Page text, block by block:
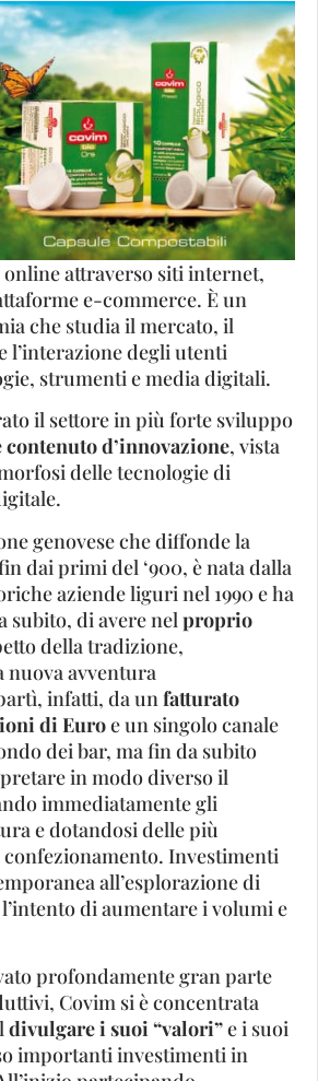
attraverso siti internet,
e-commerce. È un
che studia il mercato, il
l’interazione degli utenti
strumenti e media digitali.
il settore in più forte sviluppo
d’innovazione, vista
delle tecnologie di
genovese che diffonde la
dai primi del ‘900, è nata dalla
aziende liguri nel 1990 e ha
subito, di avere nel proprio
della tradizione,
nuova avventura
infatti, da un fatturato
di Euroe un singolo canale
dei bar, ma fin da subito
in modo diverso il
immediatamente gli
e dotandosi delle più
Investimenti
all’esplorazione di
di aumentare i volumi e
profondamente gran parte
Covim si è concentrata
divulgare i suoi “valori”e i suoi
importanti investimenti in